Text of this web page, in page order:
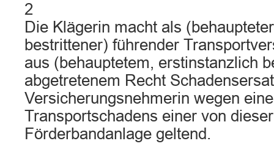
2
Die Klägerin macht als
bestrittener) führender
aus (behauptetem, erstinstanzlich
abgetretenem Recht
Versicherungsnehmerin wegen
Transportschadens einer von
Förderbandanlage geltend.